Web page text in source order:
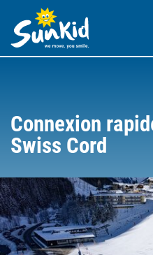
Connexion
Swiss Cord